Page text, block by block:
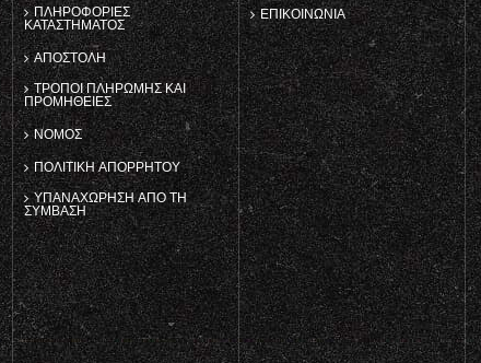
ΠΛΗΡΟΦΟΡΊΕΣ
ΚΑΤΑΣΤΉΜΑΤΟΣ
ΑΠΟΣΤΟΛΉ
ΤΡΌΠΟΙ ΠΛΗΡΩΜΉΣ ΚΑΙ
ΠΡΟΜΉΘΕΙΕΣ
ΝΌΜΟΣ
ΠΟΛΙΤΙΚΉ ΑΠΟΡΡΉΤΟΥ
ΥΠΑΝΑΧΏΡΗΣΗ ΑΠΌ ΤΗ
ΣΎΜΒΑΣΗ
ΕΠΙΚΟΙΝΩΝΊΑ